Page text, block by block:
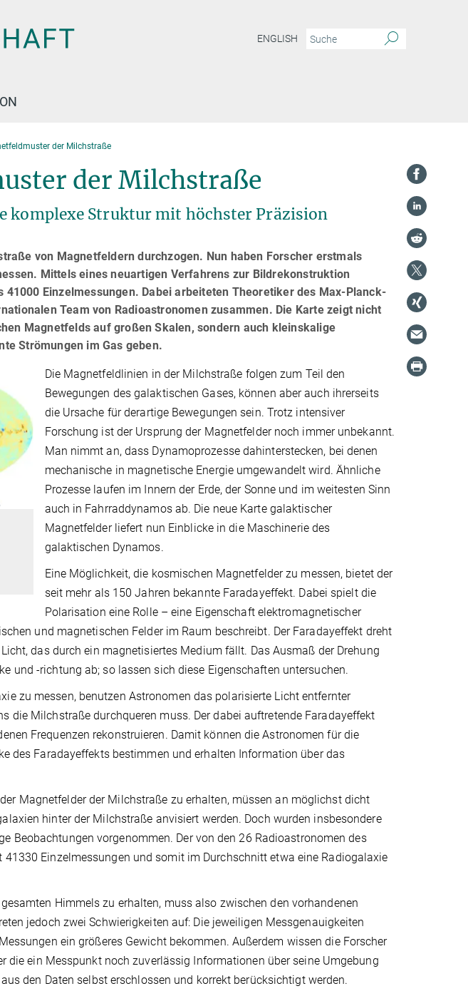
ENGLISH
der Milchstraße
der Milchstraße
komplexe Struktur mit höchster Präzision
von Magnetfeldern durchzogen. Nun haben Forscher erstmals
Mittels eines neuartigen Verfahrens zur Bildrekonstruktion
41000 Einzelmessungen. Dabei arbeiteten Theoretiker des Max-Planck-
Team von Radioastronomen zusammen. Die Karte zeigt nicht
Magnetfelds auf großen Skalen, sondern auch kleinskalige
Strömungen im Gas geben.
Die Magnetfeldlinien in der Milchstraße folgen zum Teil den
Bewegungen des galaktischen Gases, können aber auch ihrerseits
die Ursache für derartige Bewegungen sein. Trotz intensiver
Forschung ist der Ursprung der Magnetfelder noch immer unbekannt.
Man nimmt an, dass Dynamoprozesse dahinterstecken, bei denen
mechanische in magnetische Energie umgewandelt wird. Ähnliche
Prozesse laufen im Innern der Erde, der Sonne und im weitesten Sinn
auch in Fahrraddynamos ab. Die neue Karte galaktischer
Magnetfelder liefert nun Einblicke in die Maschinerie des
galaktischen Dynamos.
Eine Möglichkeit, die kosmischen Magnetfelder zu messen, bietet der
seit mehr als 150 Jahren bekannte Faradayeffekt. Dabei spielt die
Polarisation eine Rolle – eine Eigenschaft elektromagnetischer
und magnetischen Felder im Raum beschreibt. Der Faradayeffekt dreht
das durch ein magnetisiertes Medium fällt. Das Ausmaß der Drehung
und -richtung ab; so lassen sich diese Eigenschaften untersuchen.
zu messen, benutzen Astronomen das polarisierte Licht entfernter
die Milchstraße durchqueren muss. Der dabei auftretende Faradayeffekt
Frequenzen rekonstruieren. Damit können die Astronomen für die
des Faradayeffekts bestimmen und erhalten Information über das
Magnetfelder der Milchstraße zu erhalten, müssen an möglichst dicht
hinter der Milchstraße anvisiert werden. Doch wurden insbesondere
Beobachtungen vorgenommen. Der von den 26 Radioastronomen des
Einzelmessungen und somit im Durchschnitt etwa eine Radiogalaxie
Himmels zu erhalten, muss also zwischen den vorhandenen
jedoch zwei Schwierigkeiten auf: Die jeweiligen Messgenauigkeiten
ein größeres Gewicht bekommen. Außerdem wissen die Forscher
die ein Messpunkt noch zuverlässig Informationen über seine Umgebung
den Daten selbst erschlossen und korrekt berücksichtigt werden.